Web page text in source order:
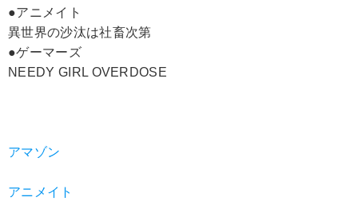
●アニメイト
異世界の沙汰は社畜次第
●ゲーマーズ
NEEDY GIRL OVERDOSE
アマゾン
アニメイト